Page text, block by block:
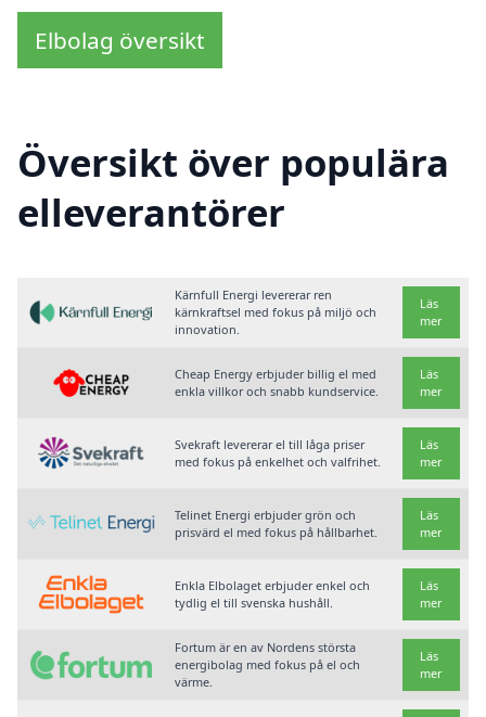
Elbolag översikt
Översikt över populära
elleverantörer
Kärnfull Energi levererar ren
kärnkraftsel med fokus på miljö och
innovation.
Läs
mer
Cheap Energy erbjuder billig el med
enkla villkor och snabb kundservice.
Läs
mer
Svekraft levererar el till låga priser
med fokus på enkelhet och valfrihet.
Läs
mer
Telinet Energi erbjuder grön och
prisvärd el med fokus på hållbarhet.
Läs
mer
Enkla Elbolaget erbjuder enkel och
tydlig el till svenska hushåll.
Läs
mer
Fortum är en av Nordens största
energibolag med fokus på el och
värme.
Läs
mer